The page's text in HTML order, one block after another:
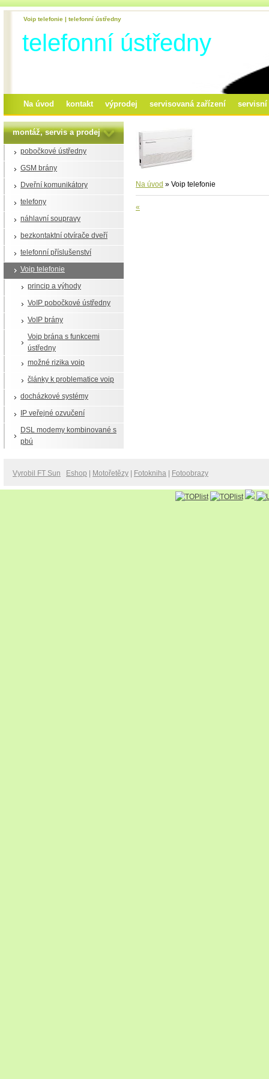
Voip telefonie | telefonní ústředny
telefonní ústředny
Na úvod kontakt výprodej servisovaná zařízení servisní
montáž, servis a prodej
pobočkové ústředny
GSM brány
Dveřní komunikátory
telefony
náhlavní soupravy
bezkontaktní otvírače dveří
telefonní příslušenství
Voip telefonie
princip a výhody
VoIP pobočkové ústředny
VoIP brány
Voip brána s funkcemi
ústředny
možné rizika voip
články k problematice voip
docházkové systémy
IP veřejné ozvučení
DSL modemy kombinované s
pbú
Na úvod » Voip telefonie
«
Vyrobil FT Sun Eshop Motořetězy Fotokniha Fotoobrazy